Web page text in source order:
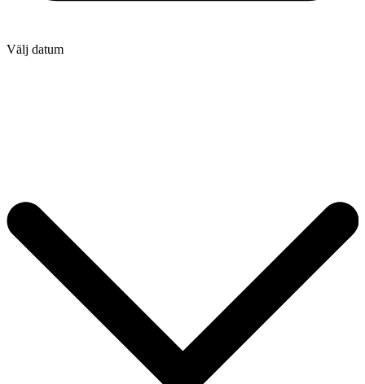
Välj datum